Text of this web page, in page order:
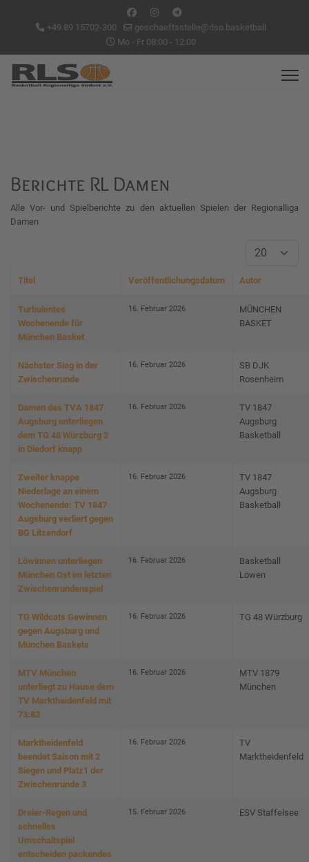
+49 89 15702-300
geschaeftsstelle@rlso.basketball
Mo - Fr 08:00 - 12:00
Berichte RL Damen
Alle Vor- und Spielberichte zu den aktuellen Spielen der Regionalliga
Damen
Anzeige #
Titel Veröffentlichungsdatum Autor
Turbulentes
Wochenende für
München Basket
16. Februar 2026
MÜNCHEN
BASKET
Nächster Sieg in der
Zwischenrunde
16. Februar 2026
SB DJK
Rosenheim
Damen des TVA 1847
Augsburg unterliegen
dem TG 48 Würzburg 2
in Diedorf knapp
16. Februar 2026
TV 1847
Augsburg
Basketball
Zweiter knappe
Niederlage an einem
Wochenende: TV 1847
Augsburg verliert gegen
BG Litzendorf
16. Februar 2026
TV 1847
Augsburg
Basketball
Löwinnen unterliegen
München Ost im letzten
Zwischenrundenspiel
16. Februar 2026
Basketball
Löwen
TG Wildcats Gewinnen
gegen Augsburg und
München Baskets
16. Februar 2026 TG 48 Würzburg
MTV München
unterliegt zu Hause dem
TV Marktheidenfeld mit
73:83
16. Februar 2026
MTV 1879
München
Marktheidenfeld
beendet Saison mit 2
Siegen und Platz1 der
Zwischenrunde 3
16. Februar 2026
TV
Marktheidenfeld
Dreier-Regen und
schnelles
Umschaltspiel
entscheiden packendes
15. Februar 2026 ESV Staffelsee